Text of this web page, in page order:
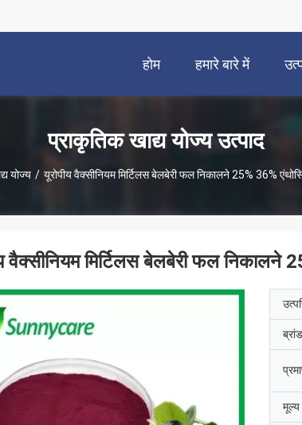
होम हमारे बारे में
प्राकृतिक खाद्य योज्य उत्पाद
योज्य / यूरोपीय वैक्सीनियम मिर्टिलस बेलबेरी फल निकालने 25% 36%
वैक्सीनियम मिर्टिलस बेलबेरी फल निकालने
मूल्य